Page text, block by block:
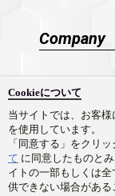
Cookieについて
当サイトでは、お客
を使用しています。
「同意する」をクリ
て に同意したものと
イトの一部もしくは
供できない場合がある
Company
採用情報
お問い合